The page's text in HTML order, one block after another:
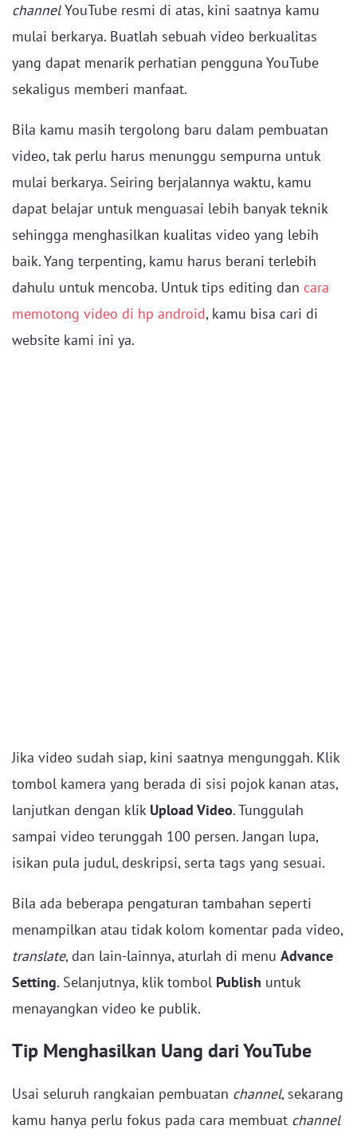
channelYouTube resmi di atas, kini saatnya kamu
mulai berkarya. Buatlah sebuah video berkualitas
yang dapat menarik perhatian pengguna YouTube
sekaligus memberi manfaat.
Bila kamu masih tergolong baru dalam pembuatan
video, tak perlu harus menunggu sempurna untuk
mulai berkarya. Seiring berjalannya waktu, kamu
dapat belajar untuk menguasai lebih banyak teknik
sehingga menghasilkan kualitas video yang lebih
baik. Yang terpenting, kamu harus berani terlebih
dahulu untuk mencoba. Untuk tips editing dan cara
memotong video di hp android, kamu bisa cari di
website kami ini ya.
Jika video sudah siap, kini saatnya mengunggah. Klik
tombol kamera yang berada di sisi pojok kanan atas,
lanjutkan dengan klik Upload Video. Tunggulah
sampai video terunggah 100 persen. Jangan lupa,
isikan pula judul, deskripsi, serta tags yang sesuai.
Bila ada beberapa pengaturan tambahan seperti
menampilkan atau tidak kolom komentar pada video,
translate, dan lain-lainnya, aturlah di menu Advance
Setting. Selanjutnya, klik tombol Publish untuk
menayangkan video ke publik.
Tip Menghasilkan Uang dari YouTube
Usai seluruh rangkaian pembuatan channel, sekarang
kamu hanya perlu fokus pada cara membuat channel